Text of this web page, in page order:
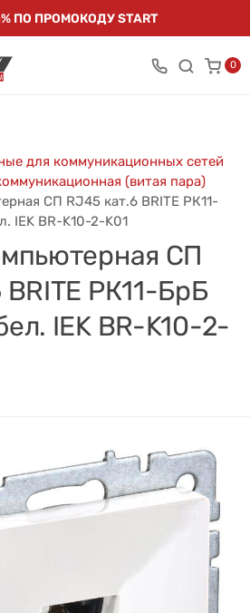
ПО ПРОМОКОДУ START
0
для коммуникационных сетей
(витая пара)
СП RJ45 кат.6 BRITE РК11-
IEK BR-K10-2-K01
СП
РК11-БрБ
IEK BR-K10-2-